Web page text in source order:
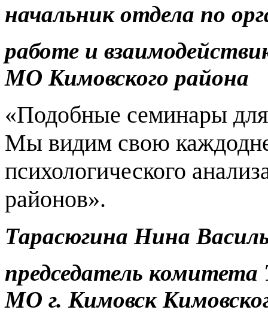
начальник отдела по
работе и
МО Кимовского района
«Подобные семинары
Мы видим свою
психологического
районов».
Тарасюгина Нина
председатель
МО г. Кимовск